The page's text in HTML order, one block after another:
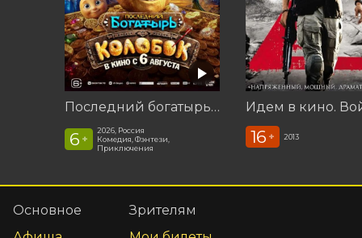
Последний богатырь. Колобок
6 +
2026, Россия
Комедия, Фэнтези,
Приключения
16 + 2013
Основное
Зрителям